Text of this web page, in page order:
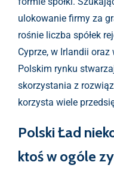
ulokowanie firmy za
rośnie liczba spółek
Cyprze, w Irlandii
Polskim rynku
skorzystania z
korzysta wiele
Polski Ład
ktoś w ogóle